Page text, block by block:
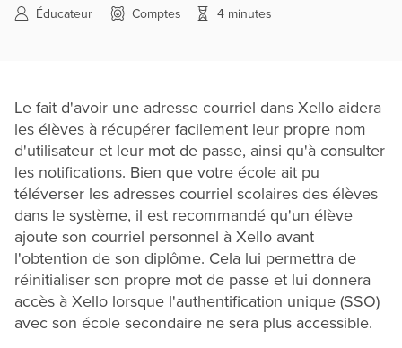
Éducateur Comptes 4 minutes
Le fait d'avoir une adresse courriel dans Xello aidera
les élèves à récupérer facilement leur propre nom
d'utilisateur et leur mot de passe, ainsi qu'à consulter
les notifications. Bien que votre école ait pu
téléverser les adresses courriel scolaires des élèves
dans le système, il est recommandé qu'un élève
ajoute son courriel personnel à Xello avant
l'obtention de son diplôme. Cela lui permettra de
réinitialiser son propre mot de passe et lui donnera
accès à Xello lorsque l'authentification unique (SSO)
avec son école secondaire ne sera plus accessible.